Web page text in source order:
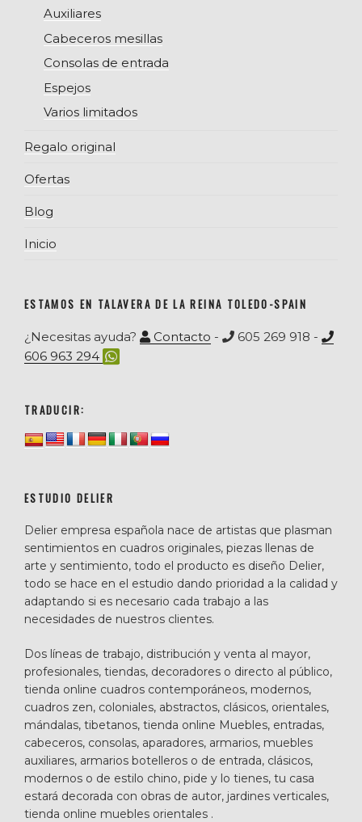
Auxiliares
Cabeceros mesillas
Consolas de entrada
Espejos
Varios limitados
Regalo original
Ofertas
Blog
Inicio
ESTAMOS EN TALAVERA DE LA REINA TOLEDO-SPAIN
¿Necesitas ayuda? Contacto -
605 269 918 -
606 963 294
TRADUCIR:
ESTUDIO DELIER
Delier empresa española nace de artistas que plasman
sentimientos en cuadros originales, piezas llenas de
arte y sentimiento, todo el producto es diseño Delier,
todo se hace en el estudio dando prioridad a la calidad y
adaptando si es necesario cada trabajo a las
necesidades de nuestros clientes.
Dos líneas de trabajo, distribución y venta al mayor,
profesionales, tiendas, decoradores o directo al público,
tienda online cuadros contemporáneos, modernos,
cuadros zen, coloniales, abstractos, clásicos, orientales,
mándalas, tibetanos, tienda online Muebles, entradas,
cabeceros, consolas, aparadores, armarios, muebles
auxiliares, armarios botelleros o de entrada, clásicos,
modernos o de estilo chino, pide y lo tienes, tu casa
estará decorada con obras de autor, jardines verticales,
tienda online muebles orientales .